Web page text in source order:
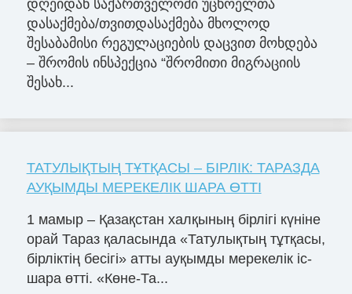
დღეიდან საქართველოში უცხოელთა
დასაქმება/თვითდასაქმება მხოლოდ
შესაბამისი რეგულაციების დაცვით მოხდება
– შრომის ინსპექცია “შრომითი მიგრაციის
შესახ...
ТАТУЛЫҚТЫҢ ТҰТҚАСЫ – БІРЛІК: ТАРАЗДА
АУҚЫМДЫ МЕРЕКЕЛІК ШАРА ӨТТІ
1 мамыр – Қазақстан халқының бірлігі күніне
орай Тараз қаласында «Татулықтың тұтқасы,
бірліктің бесігі» атты ауқымды мерекелік іс-
шара өтті. «Көне-Та...